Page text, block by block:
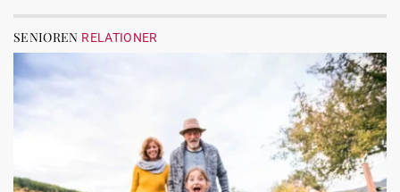
SENIOREN RELATIONER